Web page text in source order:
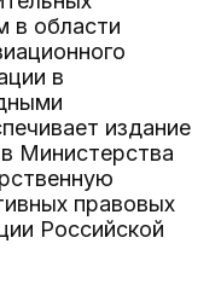
в области
в
издание
Министерства
правовых
Российской